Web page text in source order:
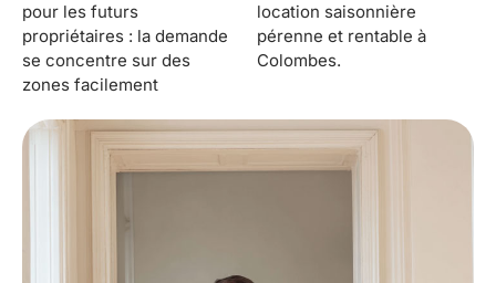
pour les futurs
propriétaires : la demande
se concentre sur des
zones facilement
location saisonnière
pérenne et rentable à
Colombes.